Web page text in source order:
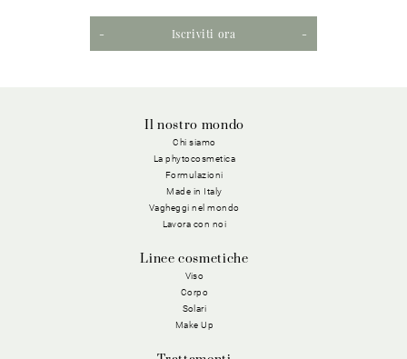
Iscriviti ora
Il nostro mondo
Chi siamo
La phytocosmetica
Formulazioni
Made in Italy
Vagheggi nel mondo
Lavora con noi
Linee cosmetiche
Viso
Corpo
Solari
Make Up